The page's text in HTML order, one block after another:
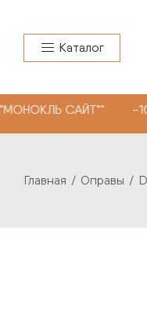
Каталог
-10% на
Главная / Оправы / D